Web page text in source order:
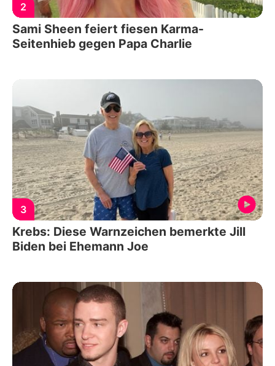
2
Sami Sheen feiert fiesen Karma-
Seitenhieb gegen Papa Charlie
3
Krebs: Diese Warnzeichen bemerkte Jill
Biden bei Ehemann Joe